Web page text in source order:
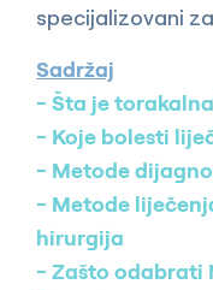
specijalizovani
Sadržaj
Šta je
Koje bolesti
Metode
Metode
hirurgija
Zašto odabrati